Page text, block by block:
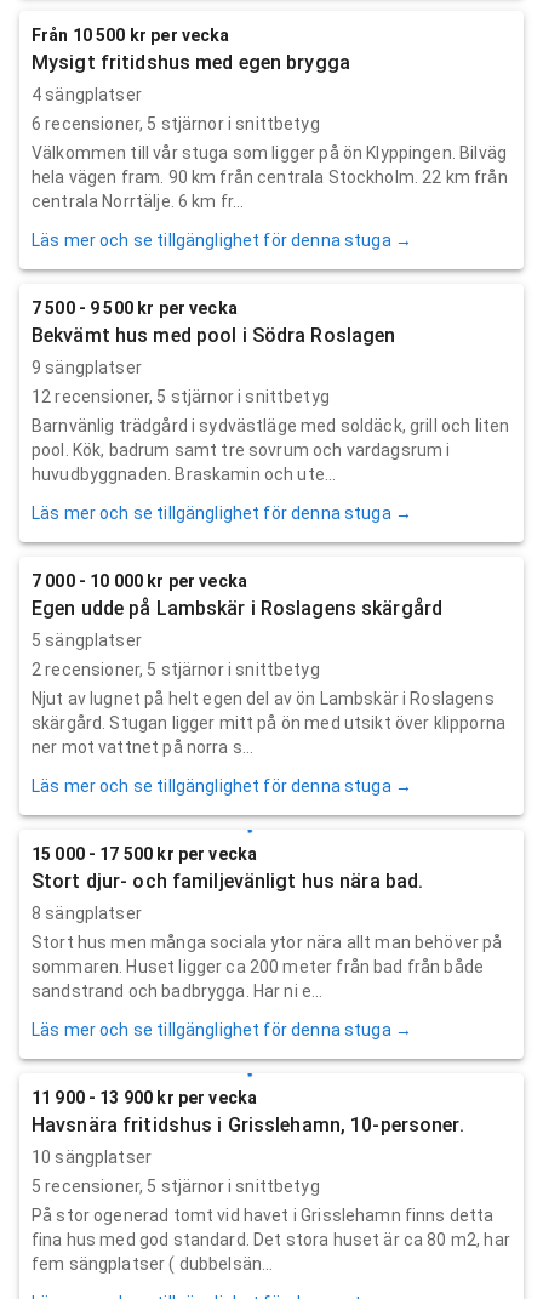
Från 10 500 kr per vecka
Mysigt fritidshus med egen brygga
4 sängplatser
6 recensioner, 5 stjärnor i snittbetyg
Välkommen till vår stuga som ligger på ön Klyppingen. Bilväg
hela vägen fram. 90 km från centrala Stockholm. 22 km från
centrala Norrtälje. 6 km fr...
Läs mer och se tillgänglighet för denna stuga →
7 500 - 9 500 kr per vecka
Bekvämt hus med pool i Södra Roslagen
9 sängplatser
12 recensioner, 5 stjärnor i snittbetyg
Barnvänlig trädgård i sydvästläge med soldäck, grill och liten
pool. Kök, badrum samt tre sovrum och vardagsrum i
huvudbyggnaden. Braskamin och ute...
Läs mer och se tillgänglighet för denna stuga →
7 000 - 10 000 kr per vecka
Egen udde på Lambskär i Roslagens skärgård
5 sängplatser
2 recensioner, 5 stjärnor i snittbetyg
Njut av lugnet på helt egen del av ön Lambskär i Roslagens
skärgård. Stugan ligger mitt på ön med utsikt över klipporna
ner mot vattnet på norra s...
Läs mer och se tillgänglighet för denna stuga →
15 000 - 17 500 kr per vecka
Stort djur- och familjevänligt hus nära bad.
8 sängplatser
Stort hus men många sociala ytor nära allt man behöver på
sommaren. Huset ligger ca 200 meter från bad från både
sandstrand och badbrygga. Har ni e...
Läs mer och se tillgänglighet för denna stuga →
11 900 - 13 900 kr per vecka
Havsnära fritidshus i Grisslehamn, 10-personer.
10 sängplatser
5 recensioner, 5 stjärnor i snittbetyg
På stor ogenerad tomt vid havet i Grisslehamn finns detta
fina hus med god standard. Det stora huset är ca 80 m2, har
fem sängplatser ( dubbelsän...